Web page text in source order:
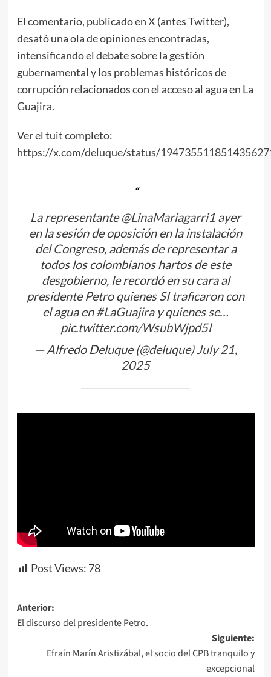
El comentario, publicado en X (antes Twitter),
desató una ola de opiniones encontradas,
intensificando el debate sobre la gestión
gubernamental y los problemas históricos de
corrupción relacionados con el acceso al agua en La
Guajira.
Ver el tuit completo:
https://x.com/deluque/status/
La representante@LinaMariagarri1 ayer
en la sesión de oposición en la instalación
del Congreso, además de representar a
todos los colombianos hartos de este
desgobierno, le recordó en su cara al
presidente Petro quienes SI traficaron con
el agua en#LaGuajiray quienes se…
pic.twitter.com/WsubWjpd5l
— Alfredo Deluque (@deluque)July 21,
2025
Post Views: 78
Navegación
de
entradas
Anterior:
El discurso del presidente Petro.
Siguiente:
Efraín Marín Aristizábal, el socio del CPB tranquilo y
excepcional